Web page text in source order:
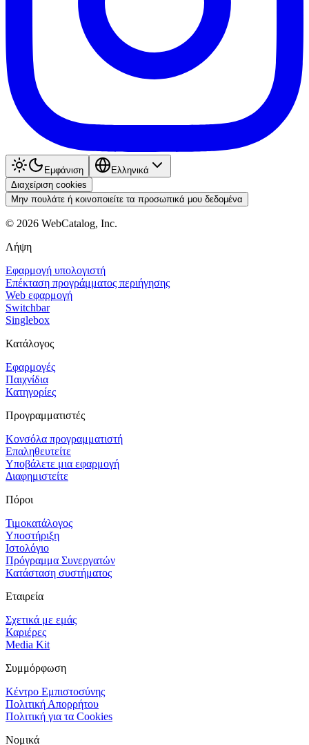
Εμφάνιση
Ελληνικά
Διαχείριση cookies
Μην πουλάτε ή κοινοποιείτε τα προσωπικά μου δεδομένα
© 2026 WebCatalog, Inc.
Λήψη
Εφαρμογή υπολογιστή
Επέκταση προγράμματος περιήγησης
Web εφαρμογή
Switchbar
Singlebox
Κατάλογος
Εφαρμογές
Παιχνίδια
Κατηγορίες
Προγραμματιστές
Κονσόλα προγραμματιστή
Επαληθευτείτε
Υποβάλετε μια εφαρμογή
Διαφημιστείτε
Πόροι
Τιμοκατάλογος
Υποστήριξη
Ιστολόγιο
Πρόγραμμα Συνεργατών
Κατάσταση συστήματος
Εταιρεία
Σχετικά με εμάς
Καριέρες
Media Kit
Συμμόρφωση
Κέντρο Εμπιστοσύνης
Πολιτική Απορρήτου
Πολιτική για τα Cookies
Νομικά